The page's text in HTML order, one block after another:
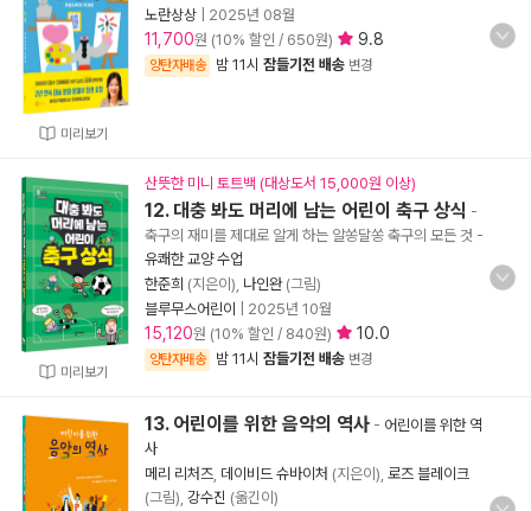
미리보기
노란상상
2025년 08월
11,700원 (10% 할인 / 650원) 9.8
양탄자배송 밤 11시 잠들기전 배송 변경
미리보기
산뜻한 미니 토트백 (대상도서 15,000원 이상)
12. 대충 봐도 머리에 남는 어린이 축구 상식 -
축구의 재미를 제대로 알게 하는 알쏭달쏭 축구의 모든 것 -
유쾌한 교양 수업
한준희 (지은이), 나인완(그림)
블루무스어린이
2025년 10월
15,120원 (10% 할인 / 840원) 10.0
양탄자배송 밤 11시 잠들기전 배송 변경
13. 어린이를 위한 음악의 역사 - 어린이를 위한 역
사
메리 리처즈 데이비드 슈바이처 (지은이), 로즈 블레이크
(그림), 강수진 (옮긴이)